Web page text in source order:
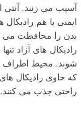
آسیب می زنند.
ایمنی با هم
بدن را محافظت می
رادیکال های آزاد
شوند. محیط اطراف
که حاوی رادیکال
راحتی جذب می کنند.